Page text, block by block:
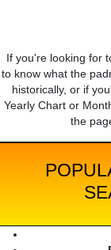
If you're looking for
to know what the
historically, or if
Yearly Chart or
the